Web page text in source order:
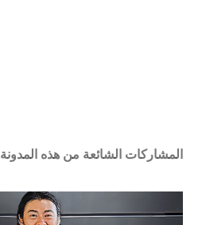
المشاركات الشائعة من هذه المدونة